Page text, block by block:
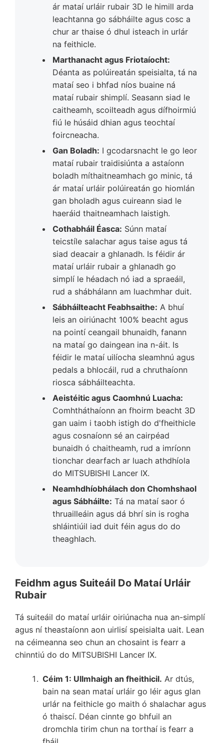
ár mataí urláir rubair 3D le himill arda
leachtanna go sábháilte agus cosc ​​a
chur ar thaise ó dhul isteach in urlár
na feithicle.
Marthanacht agus Friotaíocht:
Déanta as polúireatán speisialta, tá na
mataí seo i bhfad níos buaine ná
mataí rubair shimplí. Seasann siad le
caitheamh, scoilteadh agus dífhoirmiú
fiú le húsáid dhian agus teochtaí
foircneacha.
Gan Boladh: I gcodarsnacht le go leor
mataí rubair traidisiúnta a astaíonn
boladh míthaitneamhach go minic, tá
ár mataí urláir polúireatán go hiomlán
gan bholadh agus cuireann siad le
haeráid thaitneamhach laistigh.
Cothabháil Éasca: Súnn mataí
teicstíle salachar agus taise agus tá
siad deacair a ghlanadh. Is féidir ár
mataí urláir rubair a ghlanadh go
simplí le héadach nó iad a spraeáil,
rud a shábhálann am luachmhar duit.
Sábháilteacht Feabhsaithe: A bhuí
leis an oiriúnacht 100% beacht agus
na pointí ceangail bhunaidh, fanann
na mataí go daingean ina n-áit. Is
féidir le mataí uilíocha sleamhnú agus
pedals a bhlocáil, rud a chruthaíonn
riosca sábháilteachta.
Aeistéitic agus Caomhnú Luacha:
Comhtháthaíonn an fhoirm beacht 3D
gan uaim i taobh istigh do d'fheithicle
agus cosnaíonn sé an cairpéad
bunaidh ó chaitheamh, rud a imríonn
tionchar dearfach ar luach athdhíola
do MITSUBISHI Lancer IX.
Neamhdhíobhálach don Chomhshaol
agus Sábháilte: Tá na mataí saor ó
thruailleáin agus dá bhrí sin is rogha
shláintiúil iad duit féin agus do do
theaghlach.
Feidhm agus Suiteáil Do Mataí Urláir
Rubair
Tá suiteáil do mataí urláir oiriúnacha nua an-simplí
agus ní theastaíonn aon uirlisí speisialta uait. Lean
na céimeanna seo chun an chosaint is fearr a
chinntiú do do MITSUBISHI Lancer IX.
Céim 1: Ullmhaigh an fheithicil. Ar dtús,
bain na sean mataí urláir go léir agus glan
urlár na feithicle go maith ó shalachar agus
ó thaiscí. Déan cinnte go bhfuil an
dromchla tirim chun na torthaí is fearr a